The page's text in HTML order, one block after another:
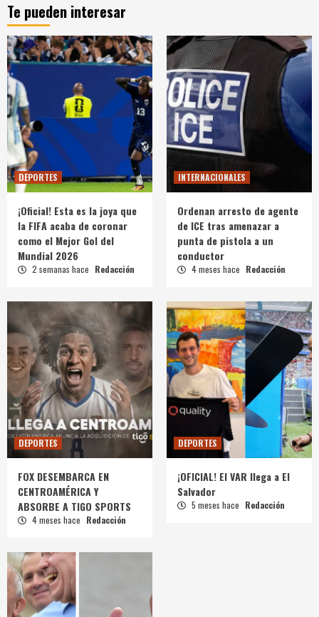
Te pueden interesar
DEPORTES
¡Oficial! Esta es la joya que
la FIFA acaba de coronar
como el Mejor Gol del
Mundial 2026
2 semanas hace Redacción
INTERNACIONALES
Ordenan arresto de agente
de ICE tras amenazar a
punta de pistola a un
conductor
4 meses hace Redacción
DEPORTES
FOX DESEMBARCA EN
CENTROAMÉRICA Y
ABSORBE A TIGO SPORTS
4 meses hace Redacción
DEPORTES
¡OFICIAL! El VAR llega a El
Salvador
5 meses hace Redacción